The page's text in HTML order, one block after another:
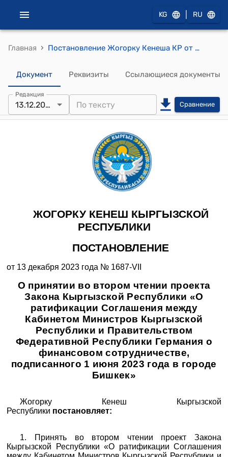
KG RU
Главная › Постановление Жогорку Кенеша КР от 13 декабря 2023 года № 1687-VII "О принятии во втором чтении проекта Закона Кыргызской Республики "О ратификации Соглашения между Кабинетом Министров Кыргызской Республики и Правительством Федеративной Республики Германия о финансовом сотрудничестве, подписанного 1 июня 2023 года в городе Бишкек"
Документ Реквизиты Ссылающиеся документы
Редакция
13.12.2023 Сравнение